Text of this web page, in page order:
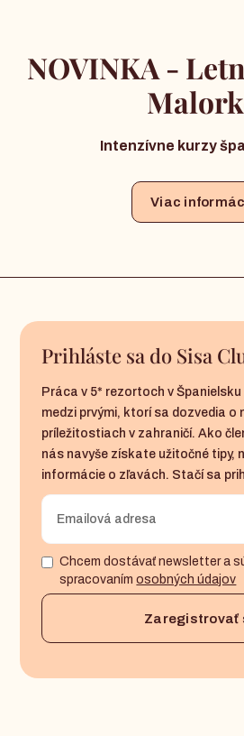
NOVINKA -
Intenzívne kurzy
Viac
Prihláste sa do Sisa
Práca v 5* rezortoch v
medzi prvými, ktorí sa dozvedia o
príležitostiach v zahraničí. Ako
nás navyše získate užitočné tipy,
informácie o zľavách. Stačí sa
Chcem dostávať newsletter a
spracovanímosobných údajov